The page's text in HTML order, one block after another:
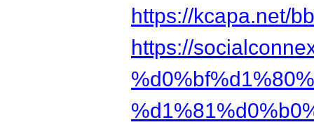
https://kcapa.net/
https://